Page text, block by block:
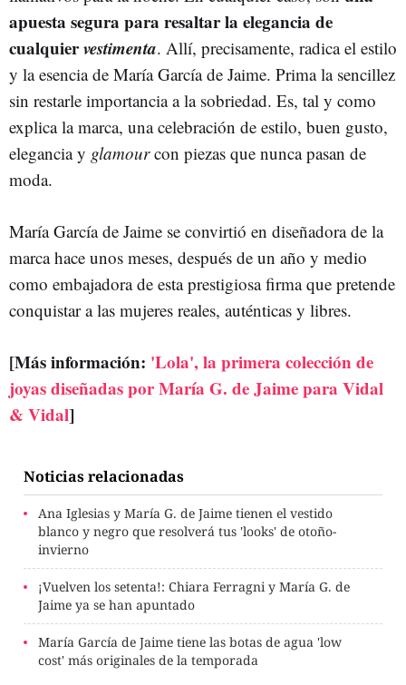
apuesta segura para resaltar la elegancia de
cualquiervestimenta. Allí, precisamente, radica el estilo
y la esencia de María García de Jaime. Prima la sencillez
sin restarle importancia a la sobriedad. Es, tal y como
explica la marca, una celebración de estilo, buen gusto,
elegancia y glamourcon piezas que nunca pasan de
moda.
María García de Jaime se convirtió en diseñadora de la
marca hace unos meses, después de un año y medio
como embajadora de esta prestigiosa firma que pretende
conquistar a las mujeres reales, auténticas y libres.
[Más información: 'Lola', la primera colección de
joyas diseñadas por María G. de Jaime para Vidal
& Vidal]
Noticias relacionadas
Ana Iglesias y María G. de Jaime tienen el vestido
blanco y negro que resolverá tus 'looks' de otoño-
invierno
¡Vuelven los setenta!: Chiara Ferragni y María G. de
Jaime ya se han apuntado
María García de Jaime tiene las botas de agua 'low
cost' más originales de la temporada